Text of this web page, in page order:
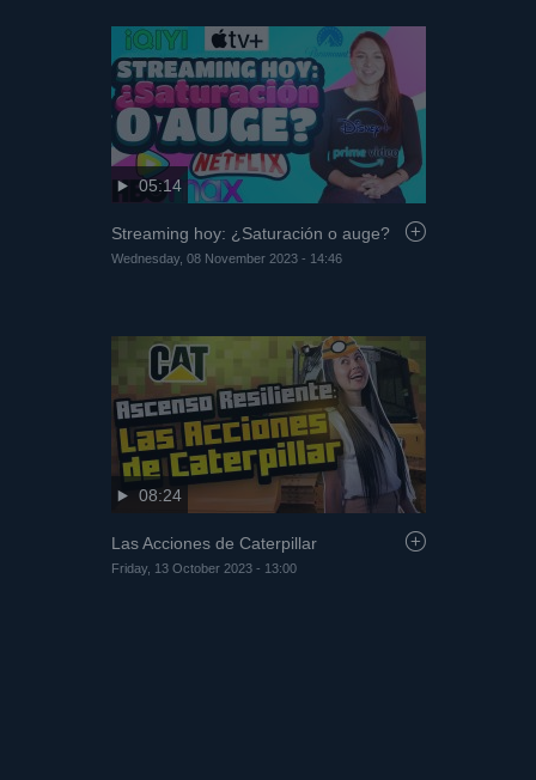
05:14
Streaming hoy: ¿Saturación o auge?
Wednesday, 08 November 2023 - 14:46
08:24
Las Acciones de Caterpillar
Friday, 13 October 2023 - 13:00